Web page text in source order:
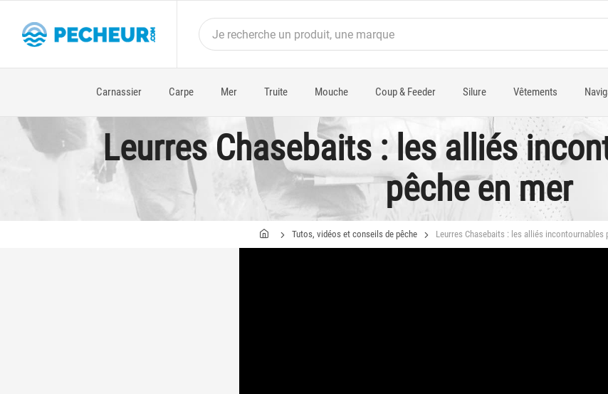
Carnassier Carpe Mer Truite Mouche Coup & Feeder Silure Vêtements
Leurres Chasebaits : les alliés
pêche en mer
Tutos, vidéos et conseils de pêche Leurres Chasebaits : les alliés incontournables